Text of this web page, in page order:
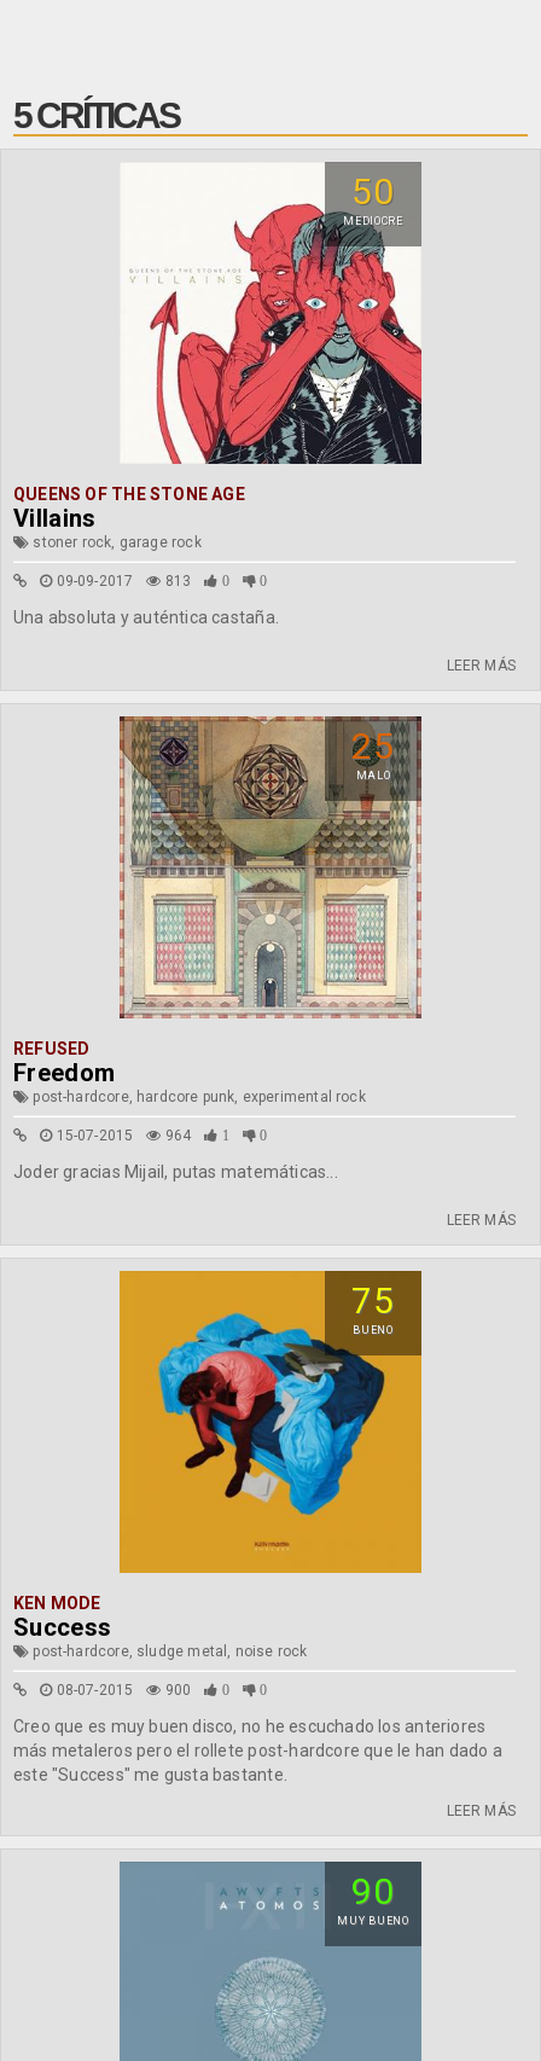
5 CRÍTICAS
50
MEDIOCRE
QUEENS OF THE STONE AGE
Villains
stoner rock, garage rock
09-09-2017 813 0 0
Una absoluta y auténtica castaña.
LEER MÁS
25
MALO
REFUSED
Freedom
post-hardcore, hardcore punk, experimental rock
15-07-2015 964 1 0
Joder gracias Mijail, putas matemáticas...
LEER MÁS
75
BUENO
KEN MODE
Success
post-hardcore, sludge metal, noise rock
08-07-2015 900 0 0
Creo que es muy buen disco, no he escuchado los anteriores
más metaleros pero el rollete post-hardcore que le han dado a
este "Success" me gusta bastante.
LEER MÁS
90
MUY BUENO